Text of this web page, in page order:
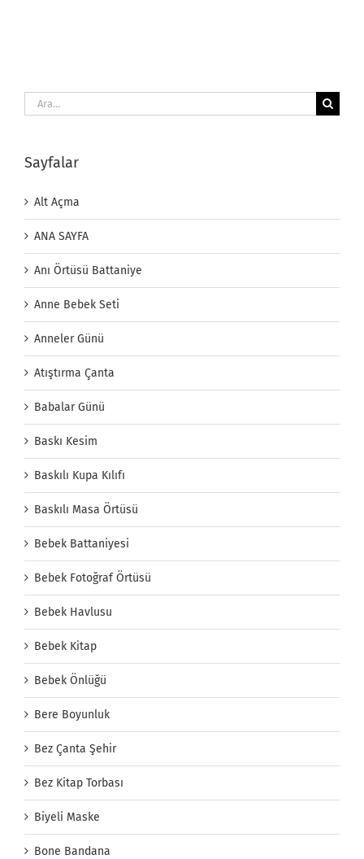
Ara:
Sayfalar
Alt Açma
ANA SAYFA
Anı Örtüsü Battaniye
Anne Bebek Seti
Anneler Günü
Atıştırma Çanta
Babalar Günü
Baskı Kesim
Baskılı Kupa Kılıfı
Baskılı Masa Örtüsü
Bebek Battaniyesi
Bebek Fotoğraf Örtüsü
Bebek Havlusu
Bebek Kitap
Bebek Önlüğü
Bere Boyunluk
Bez Çanta Şehir
Bez Kitap Torbası
Biyeli Maske
Bone Bandana